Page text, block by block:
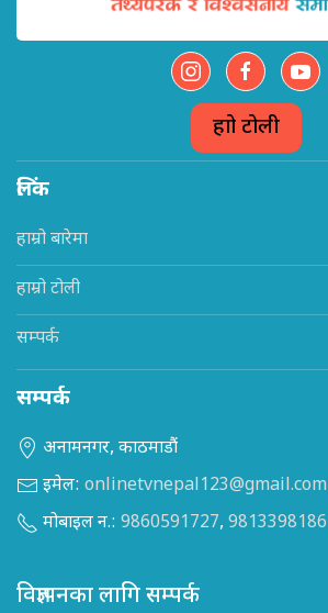
हाम्रो टोली
लिंक
हाम्रो बारेमा
हाम्रो टोली
सम्पर्क
सम्पर्क
अनामनगर, काठमाडौं
इमेल: onlinetvnepal123@gmail.com
मोबाइल न.: 9860591727, 9813398186
विज्ञापनका लागि सम्पर्क